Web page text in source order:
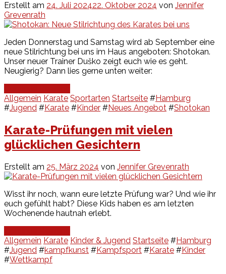
Erstellt am 24. Juli 202422. Oktober 2024 von Jennifer
Grevenrath
Jeden Donnerstag und Samstag wird ab September eine
neue Stilrichtung bei uns im Haus angeboten: Shotokan.
Unser neuer Trainer Duško zeigt euch wie es geht.
Neugierig? Dann lies gerne unten weiter:
Allgemein Karate Sportarten Startseite #Hamburg
#Jugend #Karate #Kinder #Neues Angebot #Shotokan
Karate-Prüfungen mit vielen
glücklichen Gesichtern
Erstellt am 25. März 2024 von Jennifer Grevenrath
Wisst ihr noch, wann eure letzte Prüfung war? Und wie ihr
euch gefühlt habt? Diese Kids haben es am letzten
Wochenende hautnah erlebt.
Allgemein Karate Kinder & Jugend Startseite #Hamburg
#Jugend #kampfkunst #Kampfsport #Karate #Kinder
#Wettkampf